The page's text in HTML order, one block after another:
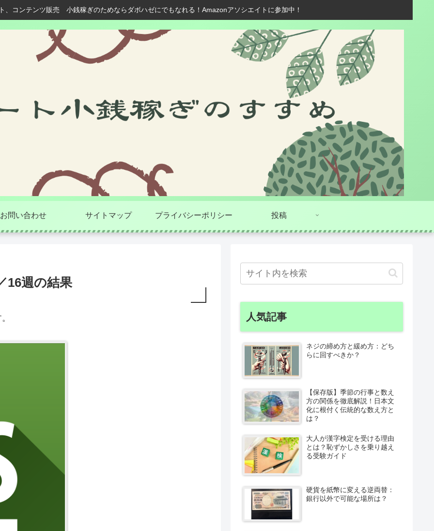
、コンテンツ販売 小銭稼ぎのためならダボハゼにでもなれる！Amazonアソシエイトに参加中！
お問い合わせ サイトマップ プライバシーポリシー 投稿
16週の結果
人気記事
ネジの締め方と緩め方：どち
らに回すべきか？
【保存版】季節の行事と数え
方の関係を徹底解説！日本文
化に根付く伝統的な数え方と
は？
大人が漢字検定を受ける理由
とは？恥ずかしさを乗り越え
る受験ガイド
硬貨を紙幣に変える逆両替：
銀行以外で可能な場所は？